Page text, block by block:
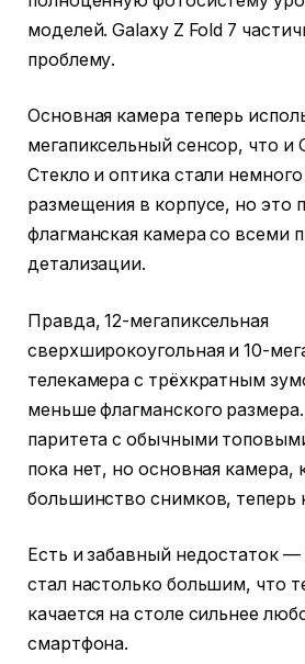
моделей. Galaxy Z Fold 7
проблему.
Основная камера теперь
мегапиксельный сенсор, что и
Стекло и оптика стали
размещения в корпусе, но это
флагманская камера со всеми
детализации.
Правда, 12-мегапиксельная
сверхширокоугольная и 10-
телекамера с трёхкратным
меньше флагманского
паритета с обычными
пока нет, но основная камера,
большинство снимков, теперь
Есть и забавный недостаток
стал настолько большим, что
качается на столе сильнее
смартфона.